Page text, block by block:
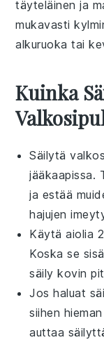
täyteläinen ja
mukavasti
alkuruoka tai
Kuinka
Säilytä
jääkaapissa.
ja estää
hajujen
Käytä aiolia
Koska se
säily kovin
Jos haluat
siihen
auttaa